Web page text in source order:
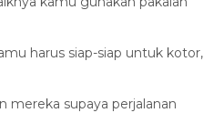
harus siap-siap untuk kotor,
mereka supaya perjalanan